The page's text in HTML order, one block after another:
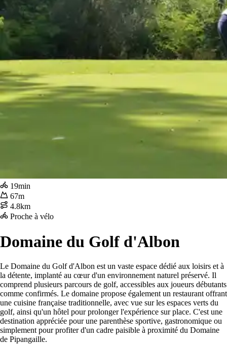
19min
67m
4.8km
Proche à vélo
Domaine du Golf d'Albon
Le Domaine du Golf d'Albon est un vaste espace dédié aux loisirs et à
la détente, implanté au cœur d'un environnement naturel préservé. Il
comprend plusieurs parcours de golf, accessibles aux joueurs débutants
comme confirmés. Le domaine propose également un restaurant offrant
une cuisine française traditionnelle, avec vue sur les espaces verts du
golf, ainsi qu'un hôtel pour prolonger l'expérience sur place. C'est une
destination appréciée pour une parenthèse sportive, gastronomique ou
simplement pour profiter d'un cadre paisible à proximité du Domaine
de Pipangaille.